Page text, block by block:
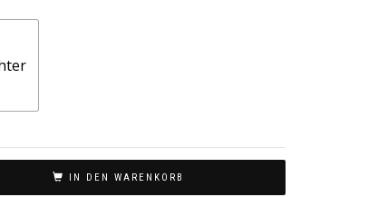
IN DEN WARENKORB